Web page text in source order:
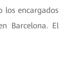
los encargados
Barcelona. El